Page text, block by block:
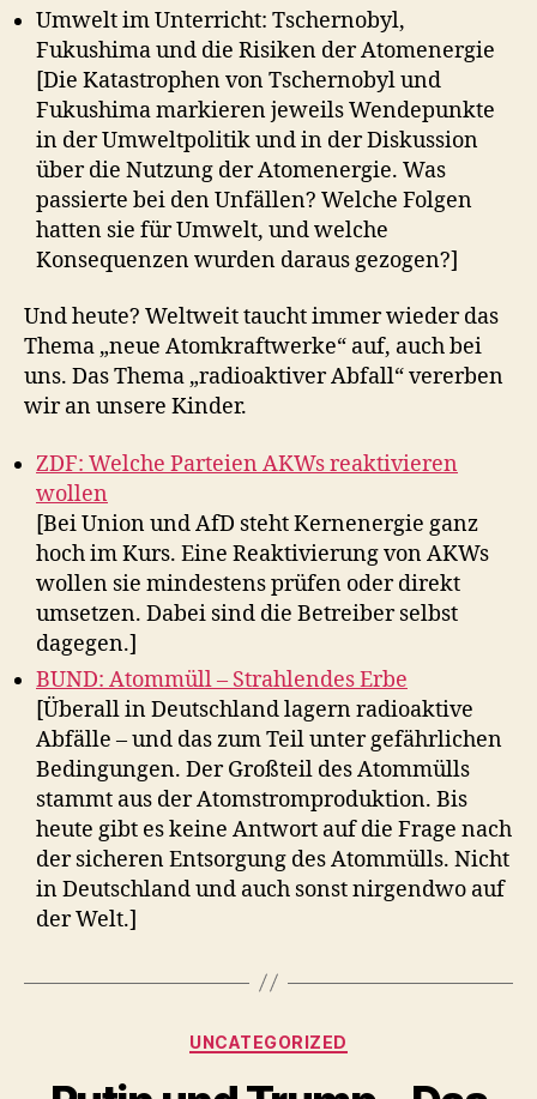
Umwelt im Unterricht: Tschernobyl,
Fukushima und die Risiken der Atomenergie
[Die Katastrophen von Tschernobyl und
Fukushima markieren jeweils Wendepunkte
in der Umweltpolitik und in der Diskussion
über die Nutzung der Atomenergie. Was
passierte bei den Unfällen? Welche Folgen
hatten sie für Umwelt, und welche
Konsequenzen wurden daraus gezogen?]
Und heute? Weltweit taucht immer wieder das
Thema „neue Atomkraftwerke“ auf, auch bei
uns. Das Thema „radioaktiver Abfall“ vererben
wir an unsere Kinder.
ZDF: Welche Parteien AKWs reaktivieren
wollen
[Bei Union und AfD steht Kernenergie ganz
hoch im Kurs. Eine Reaktivierung von AKWs
wollen sie mindestens prüfen oder direkt
umsetzen. Dabei sind die Betreiber selbst
dagegen.]
BUND: Atommüll – Strahlendes Erbe
[Überall in Deutschland lagern radioaktive
Abfälle – und das zum Teil unter gefährlichen
Bedingungen. Der Großteil des Atommülls
stammt aus der Atomstromproduktion. Bis
heute gibt es keine Antwort auf die Frage nach
der sicheren Entsorgung des Atommülls. Nicht
in Deutschland und auch sonst nirgendwo auf
der Welt.]
Kategorien
UNCATEGORIZED